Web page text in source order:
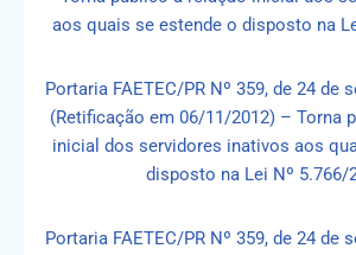
aos quais se estende o disposto na
Portaria FAETEC/PR Nº 359, de 24 de
(Retificação em 06/11/2012) – Torna
inicial dos servidores inativos aos
disposto na Lei Nº 5.766/
Portaria FAETEC/PR Nº 359, de 24 de